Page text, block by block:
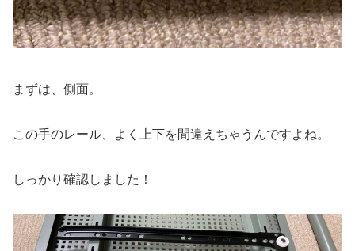
まずは、側面。
この手のレール、よく上下を間違えちゃうんですよね。
しっかり確認しました！